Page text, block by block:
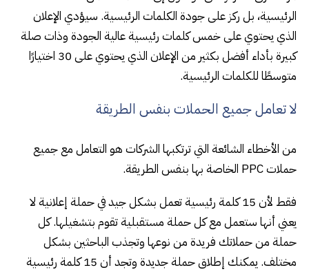
الرئيسية، بل ركز على جودة الكلمات الرئيسية. سيؤدي الإعلان
الذي يحتوي على خمس كلمات رئيسية عالية الجودة وذات صلة
كبيرة بأداء أفضل بكثير من الإعلان الذي يحتوي على 30 اختيارًا
متوسطًا للكلمات الرئيسية.
لا تعامل جميع الحملات بنفس الطريقة
من الأخطاء الشائعة التي ترتكبها الشركات هو التعامل مع جميع
حملات PPC الخاصة بها بنفس الطريقة.
فقط لأن 15 كلمة رئيسية تعمل بشكل جيد في حملة إعلانية لا
يعني أنها ستعمل مع كل حملة مستقبلية تقوم بتشغيلها. كل
حملة من حملاتك فريدة من نوعها وتجذب الباحثين بشكل
مختلف. يمكنك إطلاق حملة جديدة وتجد أن 15 كلمة رئيسية